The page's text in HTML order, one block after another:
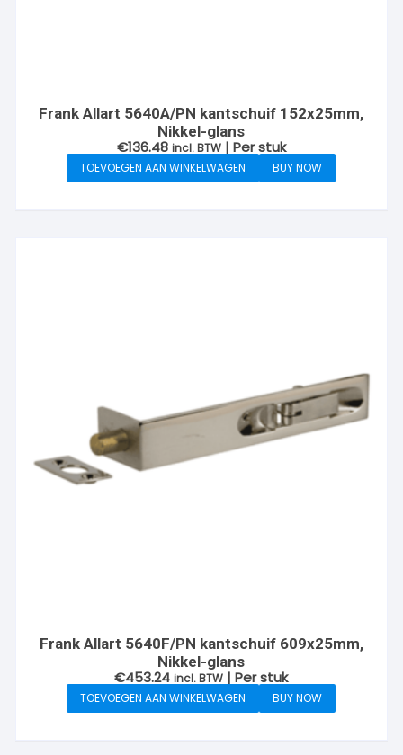
Frank Allart 5640A/PN kantschuif 152x25mm,
Nikkel-glans
€136.48 incl. BTW | Per stuk
TOEVOEGEN AAN WINKELWAGEN BUY NOW
Frank Allart 5640F/PN kantschuif 609x25mm,
Nikkel-glans
€453.24 incl. BTW | Per stuk
TOEVOEGEN AAN WINKELWAGEN BUY NOW